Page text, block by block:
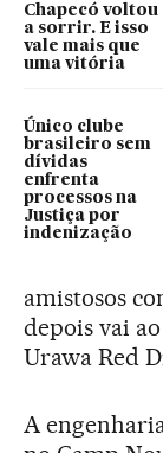
Chapecó voltou
a sorrir. E isso
vale mais que
uma vitória
Único clube
brasileiro sem
dívidas
enfrenta
processos na
Justiça por
indenização
amistosos
depois vai
Urawa Red
A